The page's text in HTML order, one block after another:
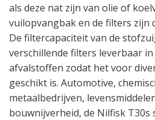
als deze nat zijn van olie of
vuilopvangbak en de filters zijn
De filtercapaciteit van de
verschillende filters leverbaar in
afvalstoffen zodat het voor
geschikt is. Automotive,
metaalbedrijven,
bouwnijverheid, de Nilfisk